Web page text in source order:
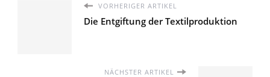
VORHERIGER ARTIKEL
Die Entgiftung der Textilproduktion
NÄCHSTER ARTIKEL